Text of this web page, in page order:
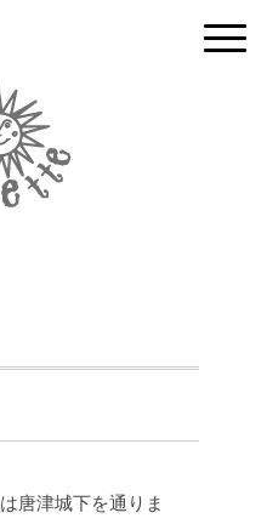
唐津城下を通りま